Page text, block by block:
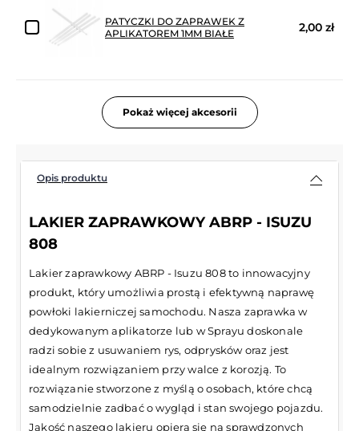
PATYCZKI DO ZAPRAWEK Z
APLIKATOREM 1MM BIAŁE
2,00 zł
Pokaż więcej akcesorii
Opis produktu
LAKIER ZAPRAWKOWY ABRP - ISUZU
808
Lakier zaprawkowy ABRP - Isuzu 808 to innowacyjny
produkt, który umożliwia prostą i efektywną naprawę
powłoki lakierniczej samochodu. Nasza zaprawka w
dedykowanym aplikatorze lub w Sprayu doskonale
radzi sobie z usuwaniem rys, odprysków oraz jest
idealnym rozwiązaniem przy walce z korozją. To
rozwiązanie stworzone z myślą o osobach, które chcą
samodzielnie zadbać o wygląd i stan swojego pojazdu.
Jakość naszego lakieru opiera się na sprawdzonych